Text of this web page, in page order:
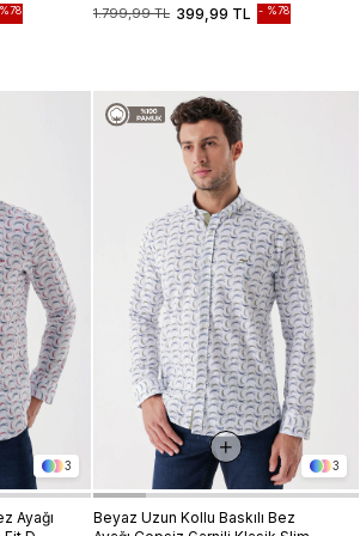
%78
Fit Dar Kesim Gömlek
1004230229
399,99 TL
1.799,99 TL %78
3
Ayağı
3
Beyaz Uzun Kollu Baskılı Bez